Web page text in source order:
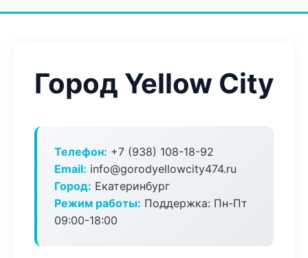
Город Yellow City
Телефон: +7 (938) 108-18-92
Email: info@gorodyellowcity474.ru
Город: Екатеринбург
Режим работы: Поддержка: Пн-Пт
09:00-18:00